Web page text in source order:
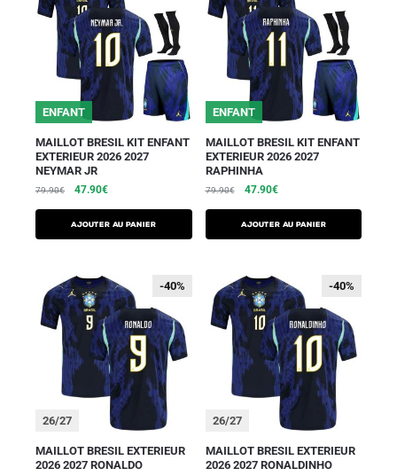
ENFANT
MAILLOT BRESIL KIT ENFANT
EXTERIEUR 2026 2027
NEYMAR JR
79.90€ 47.90€
AJOUTER AU PANIER
ENFANT
MAILLOT BRESIL KIT ENFANT
EXTERIEUR 2026 2027
RAPHINHA
79.90€ 47.90€
AJOUTER AU PANIER
-40%
26/27
-40%
MAILLOT BRESIL EXTERIEUR
2026 2027 RONALDO
-40%
26/27
-40%
MAILLOT BRESIL EXTERIEUR
2026 2027 RONALDINHO